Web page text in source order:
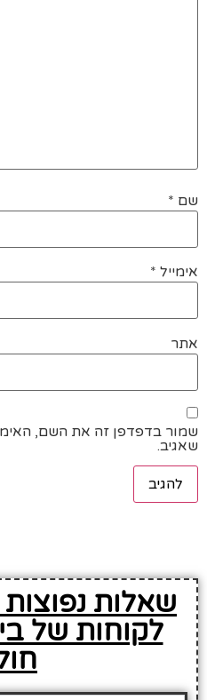
שם *
אימייל *
אתר
שמור בדפדפן זה את השם,
שאגיב.
שאלות נפוצות
לקוחות של